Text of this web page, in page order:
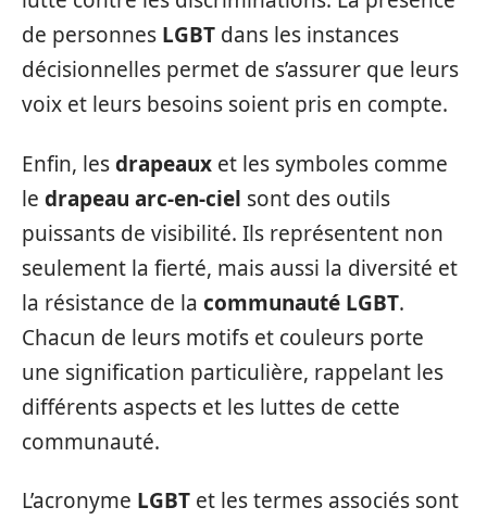
de personnes LGBT dans les instances
décisionnelles permet de s’assurer que leurs
voix et leurs besoins soient pris en compte.
Enfin, lesdrapeaux et les symboles comme
le drapeau arc-en-ciel sont des outils
puissants de visibilité. Ils représentent non
seulement la fierté, mais aussi la diversité et
la résistance de la communauté LGBT.
Chacun de leurs motifs et couleurs porte
une signification particulière, rappelant les
différents aspects et les luttes de cette
communauté.
L’acronyme LGBT et les termes associés sont